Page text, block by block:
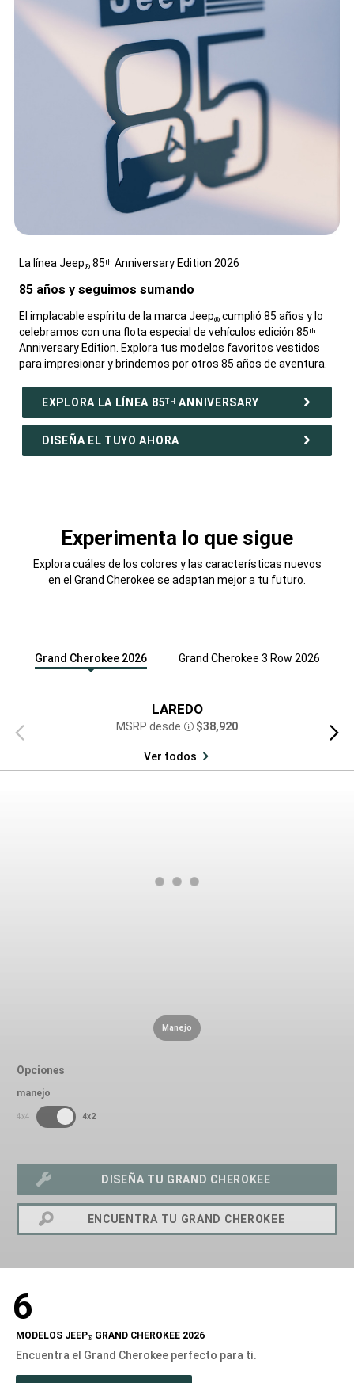
La línea Jeep® 85th Anniversary Edition 2026
85 años y seguimos sumando
El implacable espíritu de la marca Jeep® cumplió 85 años y lo
celebramos con una flota especial de vehículos edición 85th
Anniversary Edition. Explora tus modelos favoritos vestidos
para impresionar y brindemos por otros 85 años de aventura.
EXPLORA LA LÍNEA 85TH ANNIVERSARY
DISEÑA EL TUYO AHORA
Experimenta lo que sigue
Explora cuáles de los colores y las características nuevos
en el Grand Cherokee se adaptan mejor a tu futuro.
Grand Cherokee 2026 Grand Cherokee 3 Row 2026
Vista
anterior
LAREDO
MSRP desde Disclosure
$38,920
Ver todos
Vista
Manejo
Opciones
manejo
4x4 SDPToggle
4x2
DISEÑA TU GRAND CHEROKEE
ENCUENTRA TU GRAND CHEROKEE
Modelizer
6
MODELOS JEEP® GRAND CHEROKEE 2026
Encuentra el Grand Cherokee perfecto para ti.